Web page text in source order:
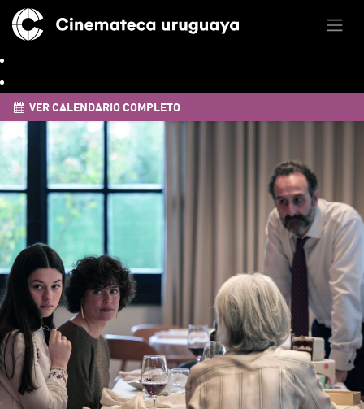
VER CALENDARIO COMPLETO